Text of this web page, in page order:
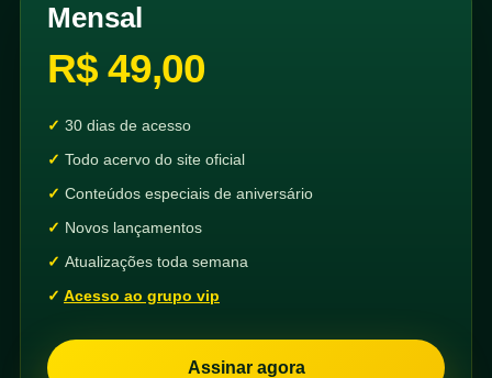
Mensal
R$ 49,00
30 dias de acesso
Todo acervo do site oficial
Conteúdos especiais de aniversário
Novos lançamentos
Atualizações toda semana
Acesso ao grupo vip
Assinar agora